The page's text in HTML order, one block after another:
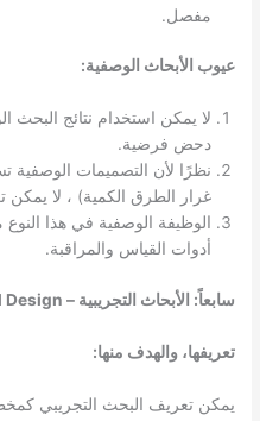
مفصل.
عيوب الأبحاث الوصفية:
لا يمكن استخدام نتائج البحث
دحض فرضية.
نظرًا لأن التصميمات الوصفية
غرار الطرق الكمية) ، لا يمكن
الوظيفة الوصفية في هذا
أدوات القياس والمراقبة.
سابعاً: الأبحاث التجريبية – Experimental Design
تعريفها، والهدف منها:
يمكن تعريف البحث التجريبي